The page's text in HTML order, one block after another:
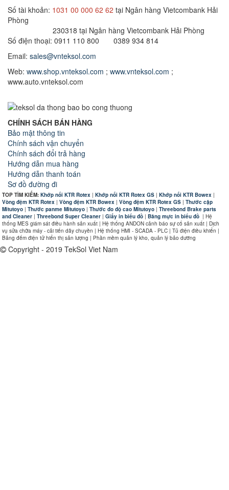
Số tài khoản: 1031 00 000 62 62 tại Ngân hàng Vietcombank Hải
Phòng
230318 tại Ngân hàng Vietcombank Hải Phòng
Số điện thoại: 0911 110 800 0389 934 814
Email: sales@vnteksol.com
Web: www.shop.vnteksol.com ; www.vnteksol.com ;
www.auto.vnteksol.com
CHÍNH SÁCH BÁN HÀNG
Bảo mật thông tin
Chính sách vận chuyển
Chính sách đổi trả hàng
Hướng dẫn mua hàng
Hướng dẫn thanh toán
Sơ đồ đường đi
TOP TÌM KIẾM:Khớp nối KTR Rotex |Khớp nối KTR Rotex GS |Khớp nối KTR Bowex |
Vòng đệm KTR Rotex | Vòng đệm KTR Bowex |Vòng đệm KTR Rotex GS |Thước cặp
Mitutoyo |Thước panme Mitutoyo |Thước đo độ cao Mitutoyo |Threebond Brake parts
and Cleaner |Threebond Super Cleaner |Giấy in biểu đồ |Băng mực in biểu đồ | Hệ
thống MES giám sát điều hành sản xuất | Hệ thống ANDON cảnh báo sự cố sản xuất | Dịch
vụ sửa chữa máy - cải tiến dây chuyền | Hệ thống HMI - SCADA - PLC | Tủ điện điều khiển |
Bảng đếm điện tử hiển thị sản lượng | Phần mềm quản lý kho, quản lý bảo dưỡng
Copyright - 2019 TekSol Viet Nam